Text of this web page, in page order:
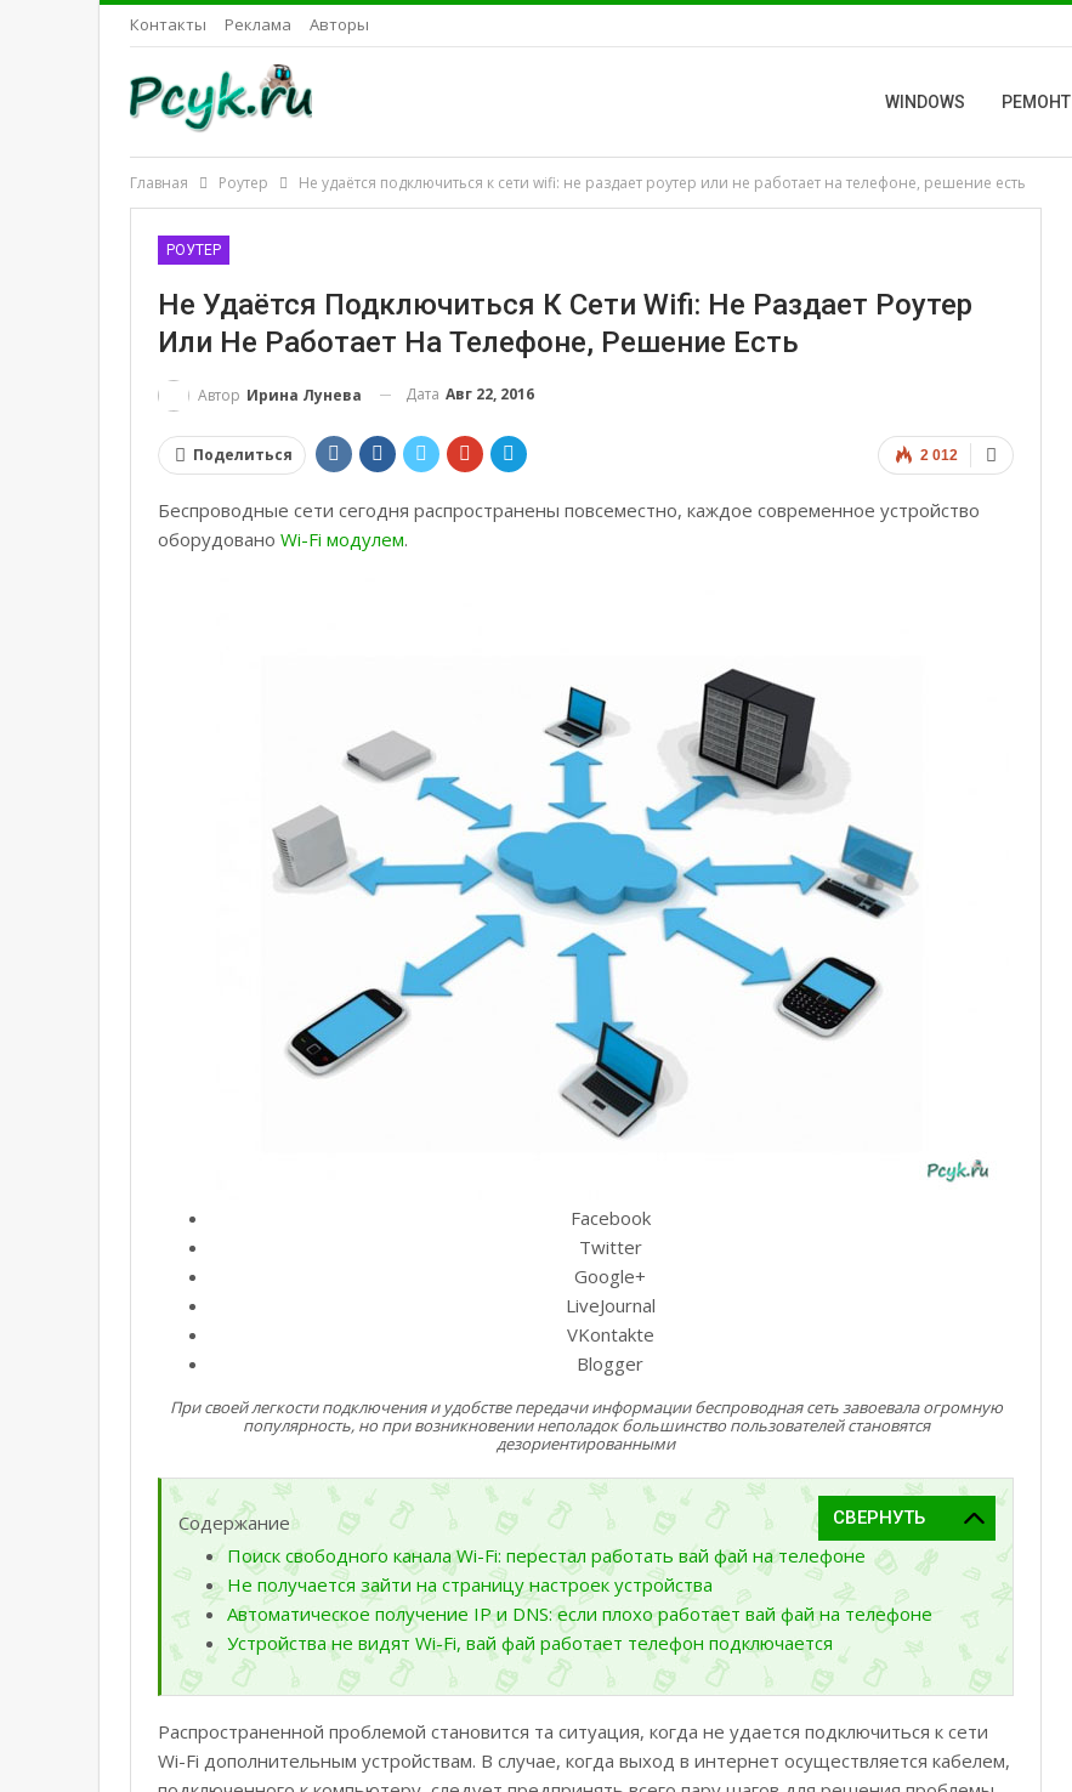
Контакты Реклама Авторы
WINDOWS РЕМОНТ
Главная Роутер Не удаётся подключиться к сети wifi: не раздает роутер или не работает на телефоне, решение есть
РОУТЕР
Не Удаётся Подключиться К Сети Wifi: Не Раздает Роутер
Или Не Работает На Телефоне, Решение Есть
Автор Ирина Лунева Дата Авг 22, 2016
2 012
Поделиться
Беспроводные сети сегодня распространены повсеместно, каждое современное устройство
оборудовано Wi-Fi модулем.
Facebook
Twitter
Google+
LiveJournal
VKontakte
Blogger
При своей легкости подключения и удобстве передачи информации беспроводная сеть завоевала огромную
популярность, но при возникновении неполадок большинство пользователей становятся
дезориентированными
Содержание
Поиск свободного канала Wi-Fi: перестал работать вай фай на телефоне
Не получается зайти на страницу настроек устройства
Автоматическое получение IP и DNS: если плохо работает вай фай на телефоне
Устройства не видят Wi-Fi, вай фай работает телефон подключается
Распространенной проблемой становится та ситуация, когда не удается подключиться к сети
Wi-Fi дополнительным устройствам. В случае, когда выход в интернет осуществляется кабелем,